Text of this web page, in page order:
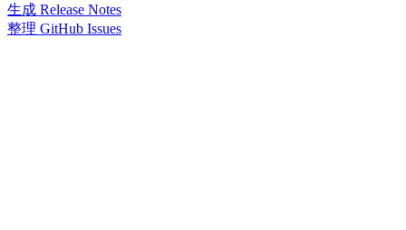
生成 Release Notes
整理 GitHub Issues